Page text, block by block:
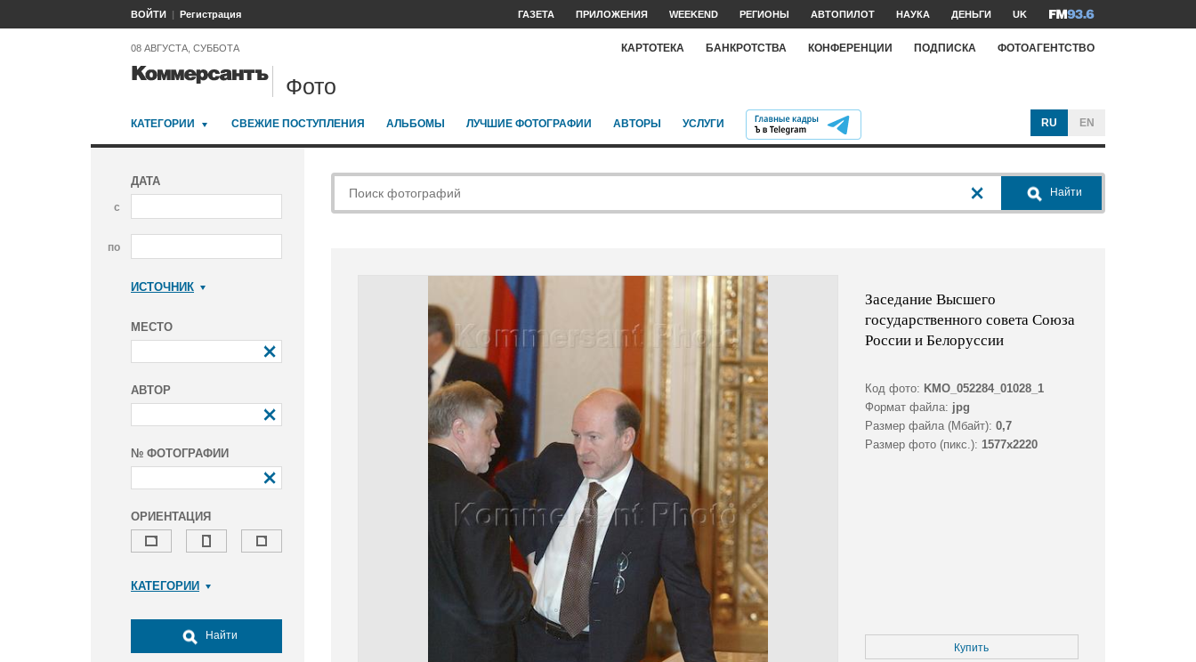
ВОЙТИ Регистрация ГАЗЕТА ПРИЛОЖЕНИЯ WEEKEND РЕГИОНЫ АВТОПИЛОТ НАУКА ДЕНЬГИ UK
08 АВГУСТА, СУББОТА КАРТОТЕКА БАНКРОТСТВА КОНФЕРЕНЦИИ ПОДПИСКА ФОТОАГЕНТСТВО
Фото
КАТЕГОРИИ СВЕЖИЕ ПОСТУПЛЕНИЯ АЛЬБОМЫ ЛУЧШИЕ ФОТОГРАФИИ АВТОРЫ УСЛУГИ RU EN
ДАТА
с
по
ИСТОЧНИК
МЕСТО
АВТОР
№ ФОТОГРАФИИ
ОРИЕНТАЦИЯ
КАТЕГОРИИ
Досуг, туризм и отдых
Культура
Найти
Найти
Заседание Высшего
государственного совета Союза
России и Белоруссии
Код фото: KMO_052284_01028_1
Формат файла: jpg
Размер файла (Мбайт): 0,7
Размер фото (пикс.): 1577x2220
Купить